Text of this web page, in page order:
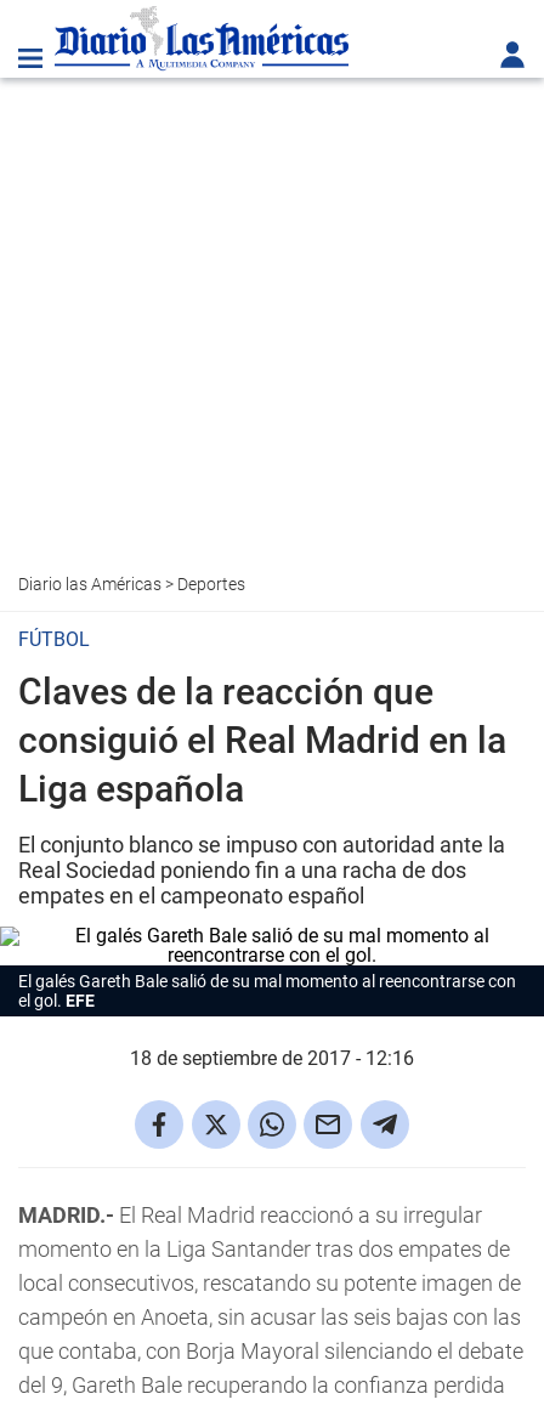
Diario las Américas> Deportes
FÚTBOL
Claves de la reacción que
consiguió el Real Madrid en la
Liga española
El conjunto blanco se impuso con autoridad ante la
Real Sociedad poniendo fin a una racha de dos
empates en el campeonato español
El galés Gareth Bale salió de su mal momento al reencontrarse con
el gol. EFE
18 de septiembre de 2017 - 12:16
MADRID.- El Real Madrid reaccionó a su irregular
momento en la Liga Santander tras dos empates de
local consecutivos, rescatando su potente imagen de
campeón en Anoeta, sin acusar las seis bajas con las
que contaba, con Borja Mayoral silenciando el debate
del 9, Gareth Bale recuperando la confianza perdida